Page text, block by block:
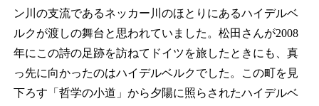
ン川の支流であるネッカー川のほとりにあるハイデルベ
ルクが渡しの舞台と思われていました。松田さんが2008
年にこの詩の足跡を訪ねてドイツを旅したときにも、真
っ先に向かったのはハイデルベルクでした。この町を見
下ろす「哲学の小道」から夕陽に照らされたハイデルベ